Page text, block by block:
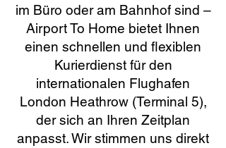
im Büro oder am Bahnhof sind –
Airport To Home bietet Ihnen
einen schnellen und flexiblen
Kurierdienst für den
internationalen Flughafen
London Heathrow (Terminal 5),
der sich an Ihren Zeitplan
anpasst. Wir stimmen uns direkt